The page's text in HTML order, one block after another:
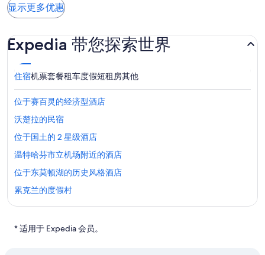
到
达
胡
安。
（二）
0:28
达
胡
(SJU)。
23:05
奥
兰
多
出
发，
8
月
21
日
（五）
到
达
圣
安。
圣
胡
出
发，
奥
显示更多优惠
Expedia 带您探索世界
住宿机票套餐租车度假短租房其他
位于赛百灵的经济型酒店
沃楚拉的民宿
位于国土的 2 星级酒店
温特哈芬市立机场附近的酒店
位于东莫顿湖的历史风格酒店
累克兰的度假村
位于河牧场的浪漫酒店
位于奥本代尔的 4 星级酒店
* 适用于 Expedia 会员。